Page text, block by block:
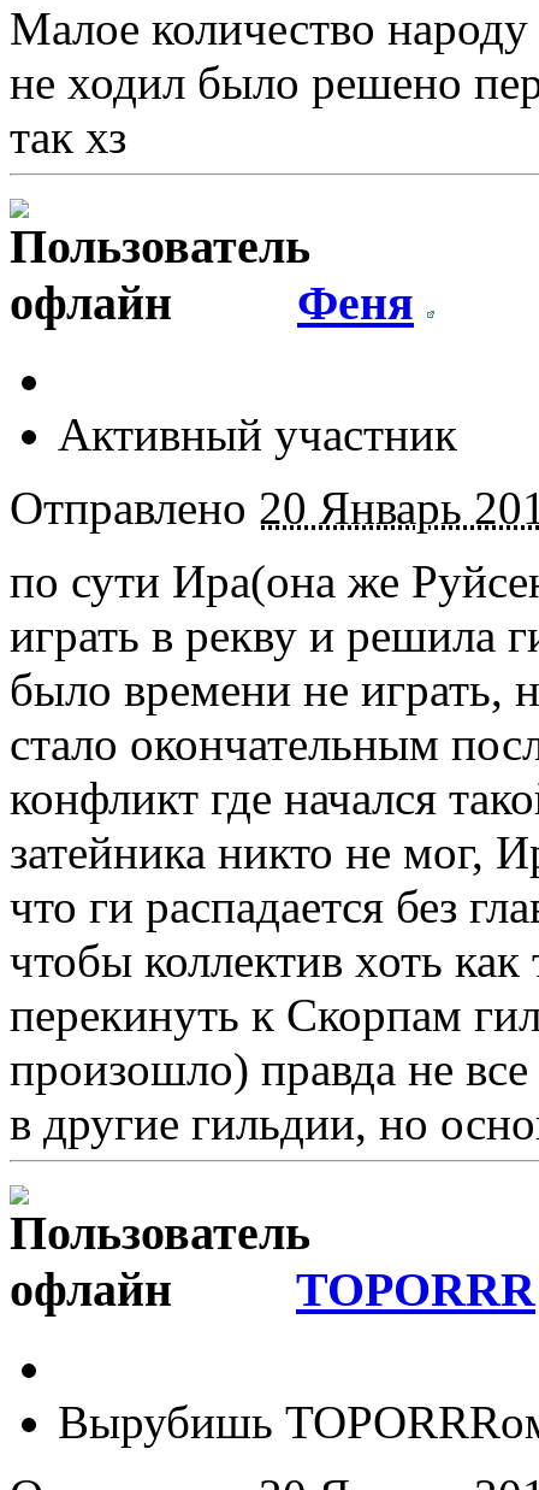
Малое количество
не ходил было решено
так хз
Феня
Активный участник
Отправлено 20 Январь
по сути Ира(она же
играть в рекву и решила
было времени не играть,
стало окончательным
конфликт где начался
затейника никто не мог,
что ги распадается без
чтобы коллектив хоть
перекинуть к Скорпам
произошло) правда не
в другие гильдии, но
TOPORRR
Вырубишь